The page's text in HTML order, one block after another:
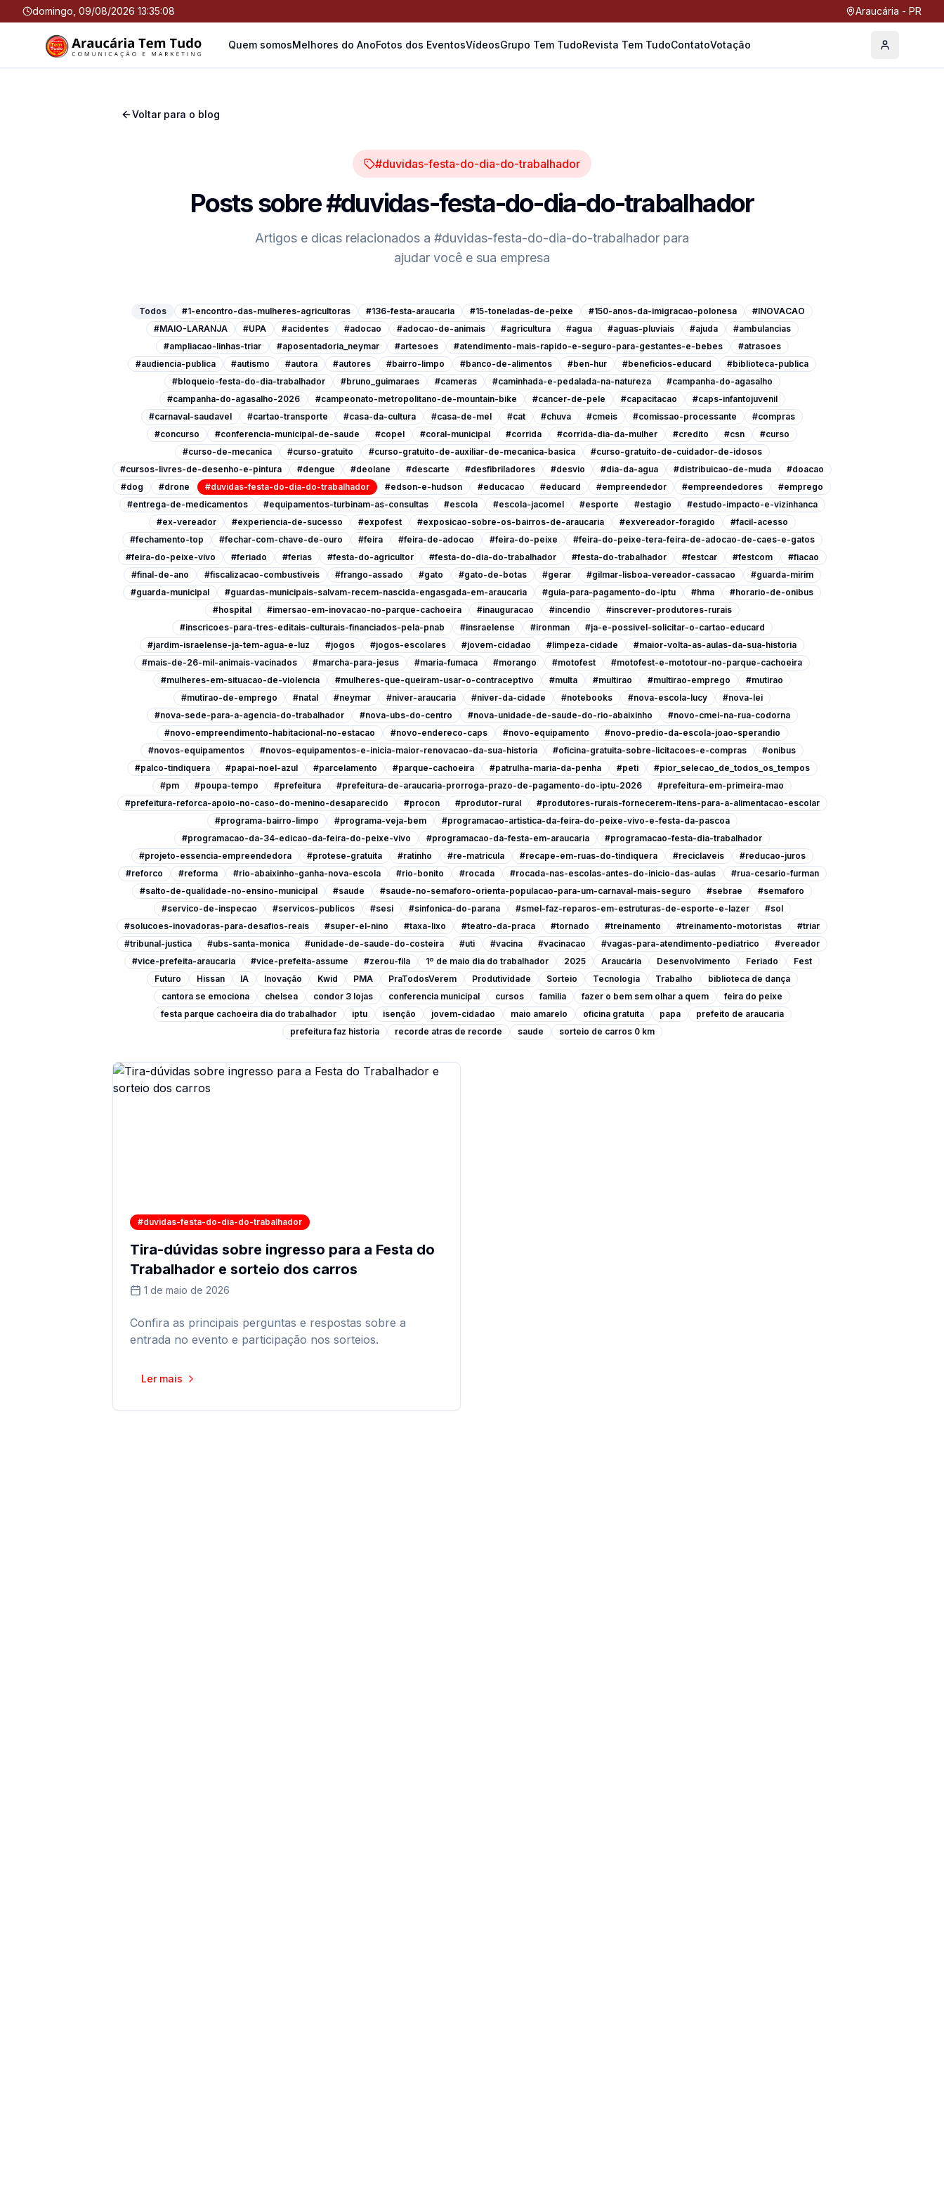
domingo, 09/08/2026 13:35:09 Araucária - PR
Quem somosMelhores do AnoFotos dos EventosVídeosGrupo Tem TudoRevista Tem TudoContatoVotação Perfil
Voltar para o blog
#duvidas-festa-do-dia-do-trabalhador
Posts sobre#duvidas-festa-do-dia-do-trabalhador
Artigos e dicas relacionados a #duvidas-festa-do-dia-do-trabalhador para
ajudar você e sua empresa
Todos #1-encontro-das-mulheres-agricultoras #136-festa-araucaria #15-toneladas-de-peixe #150-anos-da-imigracao-polonesa
#INOVACAO
#MAIO-LARANJA
#UPA #acidentes #adocao #adocao-de-animais #agricultura #agua #aguas-pluviais #ajuda
#ambulancias
#ampliacao-linhas-triar
#aposentadoria_neymar #artesoes #atendimento-mais-rapido-e-seguro-para-gestantes-e-bebes
#atrasoes
#audiencia-publica
#autismo #autora #autores #bairro-limpo #banco-de-alimentos #ben-hur #beneficios-educard
#biblioteca-publica
#bloqueio-festa-do-dia-trabalhador
#bruno_guimaraes #cameras #caminhada-e-pedalada-na-natureza
#campanha-do-agasalho
#campanha-do-agasalho-2026
#campeonato-metropolitano-de-mountain-bike #cancer-de-pele #capacitacao
#caps-infantojuvenil
#carnaval-saudavel
#cartao-transporte #casa-da-cultura #casa-de-mel #cat #chuva #cmeis #comissao-processante
#compras
#concurso
#conferencia-municipal-de-saude #copel #coral-municipal #corrida #corrida-dia-da-mulher #credito #csn
#curso
#curso-de-mecanica
#curso-gratuito #curso-gratuito-de-auxiliar-de-mecanica-basica
#curso-gratuito-de-cuidador-de-idosos
#cursos-livres-de-desenho-e-pintura
#dengue #deolane #descarte #desfibriladores #desvio #dia-da-agua #distribuicao-de-muda
#doacao
#dog
#drone #duvidas-festa-do-dia-do-trabalhador #edson-e-hudson #educacao #educard #empreendedor #empreendedores
#emprego
#entrega-de-medicamentos
#equipamentos-turbinam-as-consultas #escola #escola-jacomel #esporte #estagio
#estudo-impacto-e-vizinhanca
#ex-vereador
#experiencia-de-sucesso #expofest #exposicao-sobre-os-bairros-de-araucaria #exvereador-foragido
#facil-acesso
#fechamento-top
#fechar-com-chave-de-ouro #feira #feira-de-adocao #feira-do-peixe
#feira-do-peixe-tera-feira-de-adocao-de-caes-e-gatos
#feira-do-peixe-vivo
#feriado #ferias #festa-do-agricultor #festa-do-dia-do-trabalhador #festa-do-trabalhador #festcar #festcom
#fiacao
#final-de-ano
#fiscalizacao-combustiveis #frango-assado #gato #gato-de-botas #gerar #gilmar-lisboa-vereador-cassacao
#guarda-mirim
#guarda-municipal
#guardas-municipais-salvam-recem-nascida-engasgada-em-araucaria #guia-para-pagamento-do-iptu #hma
#horario-de-onibus
#hospital
#imersao-em-inovacao-no-parque-cachoeira #inauguracao #incendio
#inscrever-produtores-rurais
#inscricoes-para-tres-editais-culturais-financiados-pela-pnab
#insraelense #ironman
#ja-e-possivel-solicitar-o-cartao-educard
#jardim-israelense-ja-tem-agua-e-luz
#jogos #jogos-escolares #jovem-cidadao #limpeza-cidade
#maior-volta-as-aulas-da-sua-historia
#mais-de-26-mil-animais-vacinados
#marcha-para-jesus #maria-fumaca #morango #motofest
#motofest-e-mototour-no-parque-cachoeira
#mulheres-em-situacao-de-violencia
#mulheres-que-queiram-usar-o-contraceptivo #multa #multirao #multirao-emprego
#mutirao
#mutirao-de-emprego
#natal #neymar #niver-araucaria #niver-da-cidade #notebooks #nova-escola-lucy
#nova-lei
#nova-sede-para-a-agencia-do-trabalhador
#nova-ubs-do-centro #nova-unidade-de-saude-do-rio-abaixinho
#novo-cmei-na-rua-codorna
#novo-empreendimento-habitacional-no-estacao
#novo-endereco-caps #novo-equipamento
#novo-predio-da-escola-joao-sperandio
#novos-equipamentos
#novos-equipamentos-e-inicia-maior-renovacao-da-sua-historia #oficina-gratuita-sobre-licitacoes-e-compras
#onibus
#palco-tindiquera
#papai-noel-azul #parcelamento #parque-cachoeira #patrulha-maria-da-penha #peti
#pior_selecao_de_todos_os_tempos
#pm
#poupa-tempo #prefeitura #prefeitura-de-araucaria-prorroga-prazo-de-pagamento-do-iptu-2026
#prefeitura-em-primeira-mao
#prefeitura-reforca-apoio-no-caso-do-menino-desaparecido
#procon #produtor-rural
#produtores-rurais-fornecerem-itens-para-a-alimentacao-escolar
#programa-bairro-limpo
#programa-veja-bem
#programacao-artistica-da-feira-do-peixe-vivo-e-festa-da-pascoa
#programacao-da-34-edicao-da-feira-do-peixe-vivo
#programacao-da-festa-em-araucaria
#programacao-festa-dia-trabalhador
#projeto-essencia-empreendedora
#protese-gratuita #ratinho #re-matricula #recape-em-ruas-do-tindiquera #reciclaveis
#reducao-juros
#reforco
#reforma #rio-abaixinho-ganha-nova-escola #rio-bonito #rocada #rocada-nas-escolas-antes-do-inicio-das-aulas
#rua-cesario-furman
#salto-de-qualidade-no-ensino-municipal
#saude #saude-no-semaforo-orienta-populacao-para-um-carnaval-mais-seguro #sebrae
#semaforo
#servico-de-inspecao
#servicos-publicos #sesi #sinfonica-do-parana #smel-faz-reparos-em-estruturas-de-esporte-e-lazer
#sol
#solucoes-inovadoras-para-desafios-reais
#super-el-nino #taxa-lixo #teatro-da-praca #tornado #treinamento #treinamento-motoristas
#triar
#tribunal-justica
#ubs-santa-monica #unidade-de-saude-do-costeira #uti #vacina #vacinacao #vagas-para-atendimento-pediatrico
#vereador
#vice-prefeita-araucaria
#vice-prefeita-assume #zerou-fila 1º de maio dia do trabalhador 2025 Araucária Desenvolvimento Feriado
Fest
Futuro
Hissan IA Inovação Kwid PMA PraTodosVerem Produtividade Sorteio Tecnologia Trabalho
biblioteca de dança
cantora se emociona
chelsea condor 3 lojas conferencia municipal cursos familia fazer o bem sem olhar a quem
feira do peixe
festa parque cachoeira dia do trabalhador
iptu isenção jovem-cidadao maio amarelo oficina gratuita papa
prefeito de araucaria
prefeitura faz historia
recorde atras de recorde saude sorteio de carros 0 km
#duvidas-festa-do-dia-do-trabalhador
Tira-dúvidas sobre ingresso para a Festa do
Trabalhador e sorteio dos carros
1 de maio de 2026
Confira as principais perguntas e respostas sobre a
entrada no evento e participação nos sorteios.
Ler mais